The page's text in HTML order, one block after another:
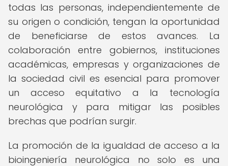
todas las personas, independientemente de
su origen o condición, tengan la oportunidad
de beneficiarse de estos avances. La
colaboración entre gobiernos, instituciones
académicas, empresas y organizaciones de
la sociedad civil es esencial para promover
un acceso equitativo a la tecnología
neurológica y para mitigar las posibles
brechas que podrían surgir.
La promoción de la igualdad de acceso a la
bioingeniería neurológica no solo es una